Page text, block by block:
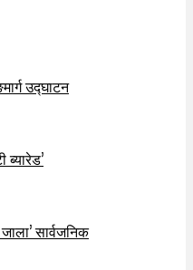
उद्घाटन
ब्यारेड’
सार्वजनिक